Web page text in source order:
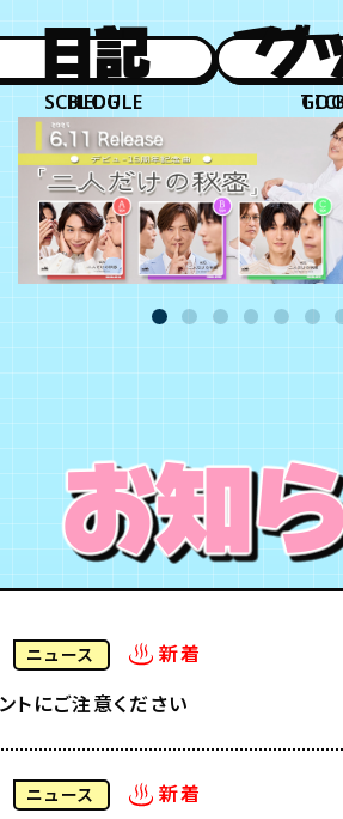
日程
SCHEDULE
チ
日記
BLOG
グ
お知
ニュース
新着
トにご注意ください
ニュース
新着